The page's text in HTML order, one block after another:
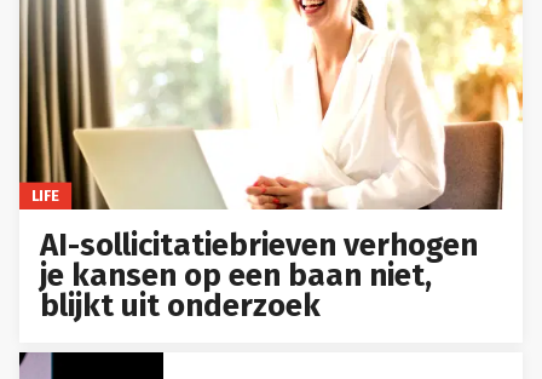
LIFE
AI-sollicitatiebrieven verhogen
je kansen op een baan niet,
blijkt uit onderzoek